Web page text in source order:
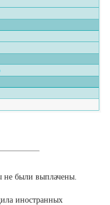
не были выплачены.
иностранных